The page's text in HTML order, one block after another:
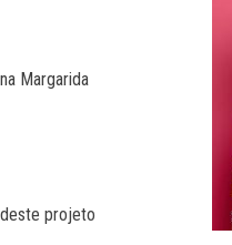
Margarida
projeto